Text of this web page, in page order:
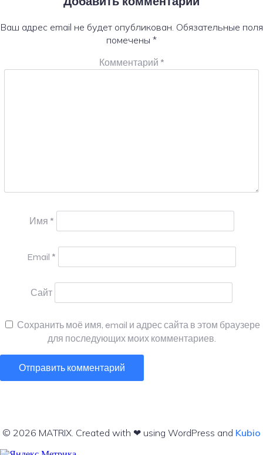
Ваш адрес email не будет опубликован. Обязательные поля
помечены *
Комментарий *
Имя *
Email *
Сайт
Сохранить моё имя, email и адрес сайта в этом браузере
для последующих моих комментариев.
© 2026 MATRIX. Created with ❤ using WordPress and Kubio